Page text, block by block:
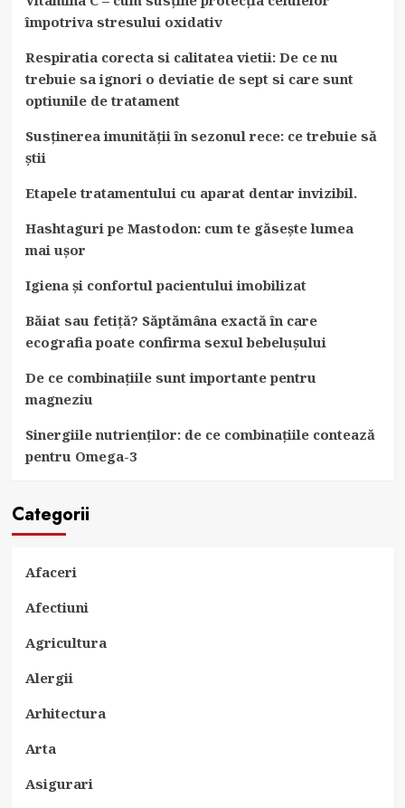
împotriva stresului oxidativ
Respiratia corecta si calitatea vietii: De ce nu
trebuie sa ignori o deviatie de sept si care sunt
optiunile de tratament
Susținerea imunității în sezonul rece: ce trebuie să
știi
Etapele tratamentului cu aparat dentar invizibil.
Hashtaguri pe Mastodon: cum te găsește lumea
mai ușor
Igiena și confortul pacientului imobilizat
Băiat sau fetiță? Săptămâna exactă în care
ecografia poate confirma sexul bebelușului
De ce combinațiile sunt importante pentru
magneziu
Sinergiile nutrienților: de ce combinațiile contează
pentru Omega-3
Categorii
Afaceri
Afectiuni
Agricultura
Alergii
Arhitectura
Arta
Asigurari